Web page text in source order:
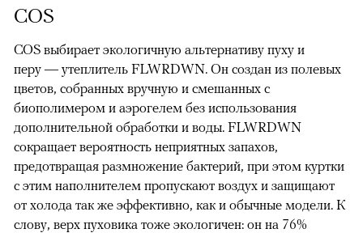
COS
COS выбирает экологичную альтернативу пуху и
перу — утеплитель FLWRDWN. Он создан из полевых
цветов, собранных вручную и смешанных с
биополимером и аэрогелем без использования
дополнительной обработки и воды. FLWRDWN
сокращает вероятность неприятных запахов,
предотвращая размножение бактерий, при этом куртки
с этим наполнителем пропускают воздух и защищают
от холода так же эффективно, как и обычные модели. К
слову, верх пуховика тоже экологичен: он на 76%